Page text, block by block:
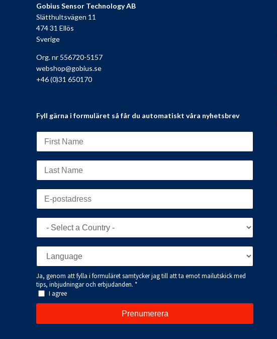
Gobius Sensor Technology AB
Slätthultsvägen 11
474 31 Ellös
Sverige
Org. nr 556720-5157
webshop@gobius.se
+46 (0)31 650170
Fyll gärna i formuläret så får du automatiskt våra nyhetsbrev